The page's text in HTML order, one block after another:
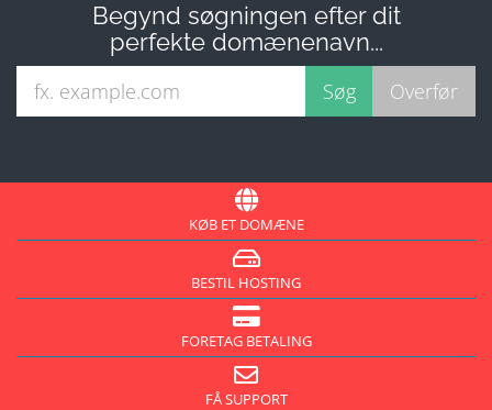
Begynd søgningen efter dit
perfekte domænenavn...
KØB ET DOMÆNE
BESTIL HOSTING
FORETAG BETALING
FÅ SUPPORT